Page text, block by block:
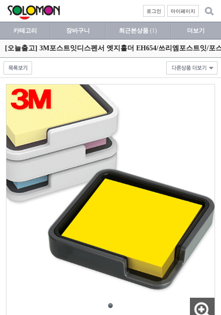
마이페이지
로그인
카테고리 장바구니 최근본상품 (1) 더보기
[오늘출고] 3M포스트잇디스펜서 엣지홀더 EH654/쓰리엠포스트잇/포